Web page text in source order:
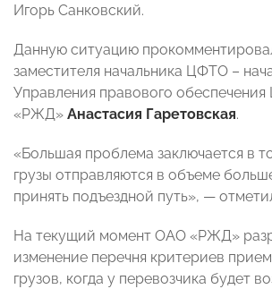
Игорь Санковский.
Данную ситуацию
заместителя начальника ЦФТО –
Управления правового
«РЖД» Анастасия Гаретовская.
«Большая проблема заключается в
грузы отправляются в объеме
принять подъездной путь», —
На текущий момент ОАО «РЖД»
изменение перечня критериев
грузов, когда у перевозчика будет